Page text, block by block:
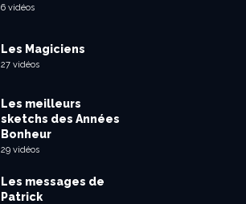
6 vidéos
Les Magiciens
27 vidéos
Les meilleurs
sketchs des Années
Bonheur
29 vidéos
Les messages de
Patrick